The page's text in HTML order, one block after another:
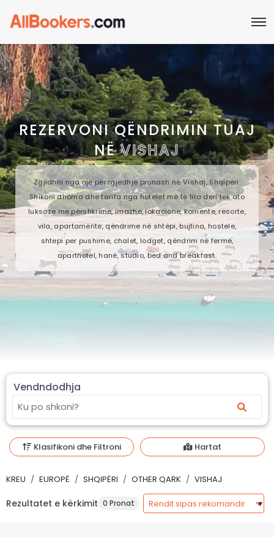
REZERVONI QËNDRIMIN TUAJ
NËVISHAJ
Zgjidhni nga një përzgjedhje pronash në Vishaj, Shqipëri.
Shikoni dhoma dhe tarifa nga hotelet më të lira deri tek ato
luksoze me përshkrime, imazhe, lokacione, komente, resorte,
vila, apartamente, qëndrime në shtëpi, bujtina, hostele,
shtepi per pushime, chalet, lodget, qëndrim në fermë,
aparthotel, hanë, studio, bed and breakfast.
Vendndodhja
Klasifikoni dhe Filtroni Hartat
KREU EUROPË SHQIPËRI OTHER QARK VISHAJ
Rezultatet e kërkimit 0 Pronat